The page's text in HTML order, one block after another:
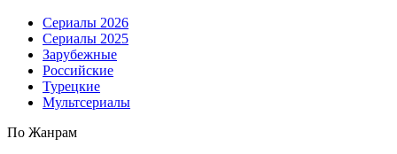
Сериалы 2026
Сериалы 2025
Зарубежные
Российские
Турецкие
Мультсериалы
По Жанрам